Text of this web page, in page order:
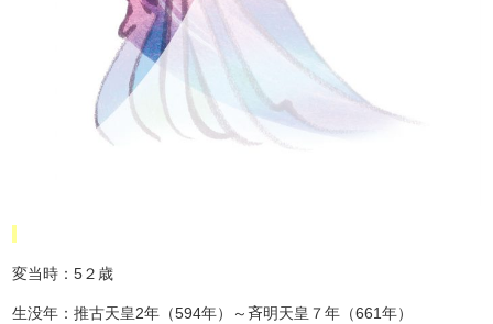
変当時：5２歳
生没年：推古天皇2年（594年）～斉明天皇７年（661年）